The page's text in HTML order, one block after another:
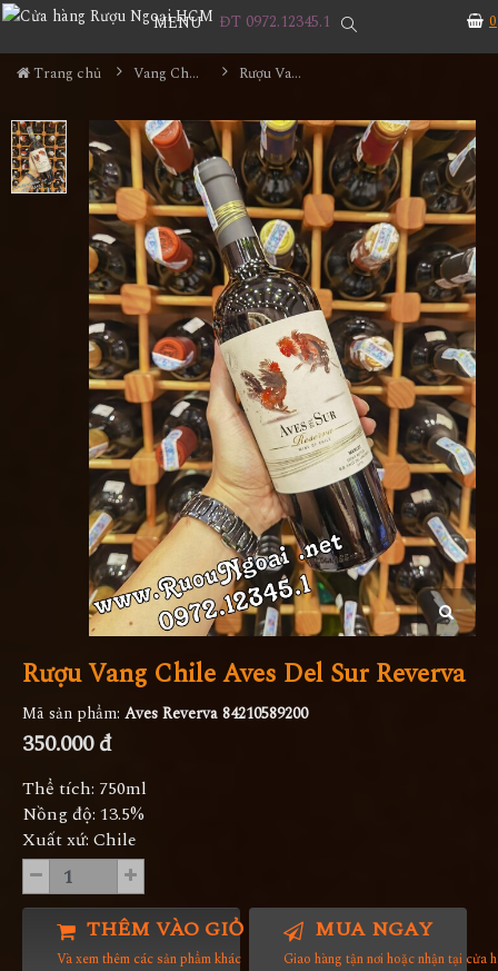
0
MENU ĐT 0972.12345.1
Trang chủ Vang Chile Rượu Vang Chile Aves Del Sur Reverva
Rượu Vang Chile Aves Del Sur Reverva
Mã sản phẩm: Aves Reverva 84210589200
350.000 đ
Thể tích: 750ml
Nồng độ: 13.5%
Xuất xứ: Chile
THÊM VÀO GIỎ HÀNG
Và xem thêm các sản phẩm khác
MUA NGAY
Giao hàng tận nơi hoặc nhận tại cửa